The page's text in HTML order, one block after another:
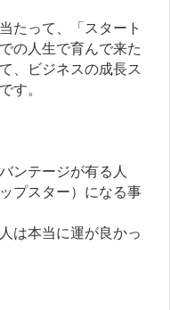
たって、「スタート
の人生で育んで来た
、ビジネスの成長ス
す。
ンテージが有る人
プスター）になる事
は本当に運が良かっ